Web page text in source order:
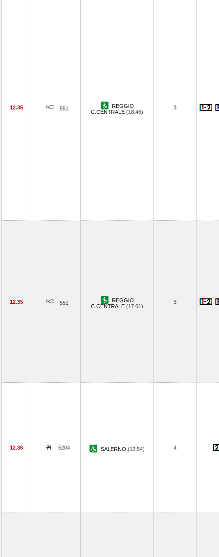
12.35 551
REGGIO
C.CENTRALE (18.46)
3
12.35 551
REGGIO
C.CENTRALE (17.01)
3
12.36 5204 SALERNO (12.54) 4